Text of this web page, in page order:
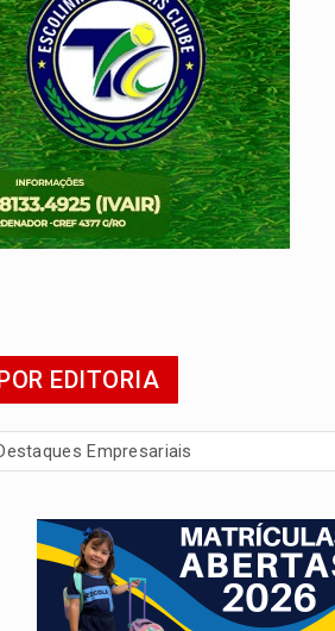
EDITORIA